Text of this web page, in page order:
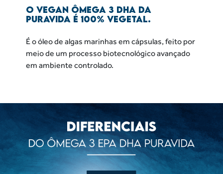
O VEGAN ÔMEGA 3 DHA DA
PURAVIDA É 100% VEGETAL.
É o óleo de algas marinhas em cápsulas, feito por
meio de um processo biotecnológico avançado
em ambiente controlado.